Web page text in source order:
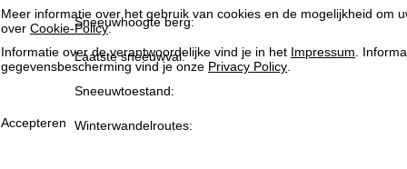
Meer informatie over het gebruik van cookies en de mogelijkheid om
over Cookie-Policy.
Informatie over de verantwoordelijke vind je in het Impressum .
gegevensbescherming vind je onze Privacy Policy
Accepteren
g
i
n
a
Sneeuwhoogte berg:
Laatste sneeuwval:
Sneeuwtoestand:
Winterwandelroutes: